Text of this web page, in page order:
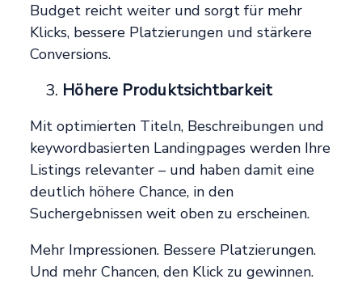
Budget reicht weiter und sorgt für mehr
Klicks, bessere Platzierungen und stärkere
Conversions.
Höhere Produktsichtbarkeit
Mit optimierten Titeln, Beschreibungen und
keywordbasierten Landingpages werden Ihre
Listings relevanter – und haben damit eine
deutlich höhere Chance, in den
Suchergebnissen weit oben zu erscheinen.
Mehr Impressionen. Bessere Platzierungen.
Und mehr Chancen, den Klick zu gewinnen.